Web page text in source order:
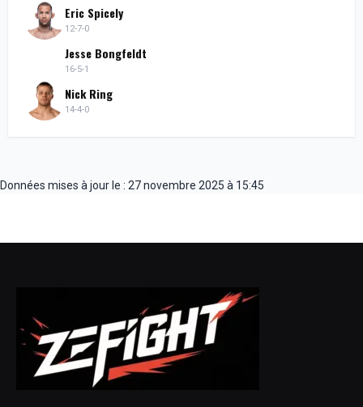
Eric Spicely
12-7-0
Jesse Bongfeldt
16-5-1
Nick Ring
14-4-0
Données mises à jour le : 27 novembre 2025 à 15:45